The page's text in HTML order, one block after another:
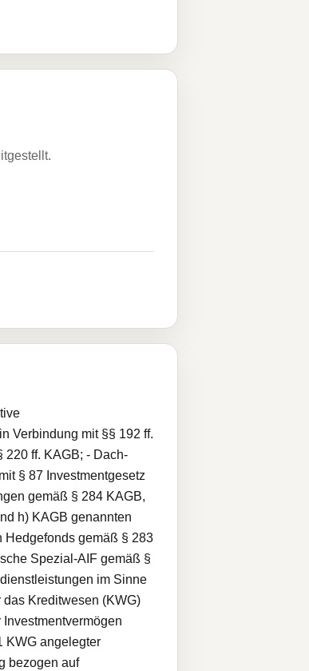
Verbindung mit §§ 192 ff.
220 ff. KAGB; - Dach-
§ 87 Investmentgesetz
gemäß § 284 KAGB,
h) KAGB genannten
Hedgefonds gemäß § 283
Spezial-AIF gemäß §
im Sinne
Kreditwesen (KWG)
KWG angelegter
bezogen auf